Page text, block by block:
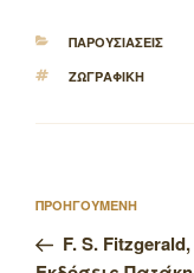
ΚΑΤΗΓΟΡΙΕΣ
ΠΑΡΟΥΣΙΑΣΕΙΣ
ΕΤΙΚΕΤΕΣ
ΖΩΓΡΑΦΙΚΗ
άρθρων
Προηγούμενο
άρθρο
ΠΡΟΗΓΟΥΜΕΝΗ
F. S.